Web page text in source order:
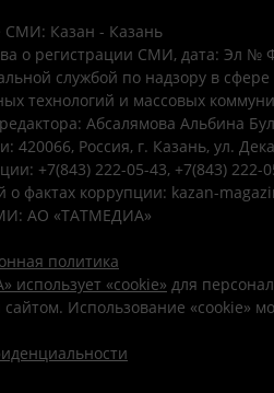
СМИ: Казан - Казань
о регистрации СМИ, дата: Эл №
службой по надзору в сфере
технологий и массовых
Абсалямова Альбина
420066, Россия, г. Казань, ул.
+7(843) 222-05-43, +7(843) 222-
о фактах коррупции: kazan-
АО «ТАТМЕДИА»
политика
«cookie» для
сайтом. Использование «cookie»